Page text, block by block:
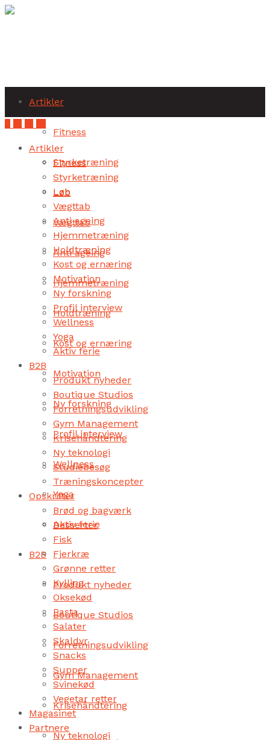
Artikler
Fitness
Styrketræning
Løb
Vægttab
Anti ageing
Hjemmetræning
Holdtræning
Kost og ernæring
Motivation
Ny forskning
Profil interview
Wellness
Yoga
Aktiv ferie
B2B
Produkt nyheder
Boutique Studios
Forretningsudvikling
Gym Management
Krisehåndtering
Ny teknologi
Artikler
Fitness
Styrketræning
Løb
Vægttab
Anti ageing
Hjemmetræning
Holdtræning
Kost og ernæring
Motivation
Ny forskning
Profil interview
Wellness
Yoga
Aktiv ferie
B2B
Produkt nyheder
Boutique Studios
Forretningsudvikling
Gym Management
Krisehåndtering
Ny teknologi
Studiebesøg
Træningskoncepter
Opskrifter
Brød og bagværk
Desserter
Fisk
Fjerkræ
Grønne retter
Kylling
Oksekød
Pasta
Salater
Skaldyr
Snacks
Supper
Svinekød
Vegetar retter
Magasinet
Partnere